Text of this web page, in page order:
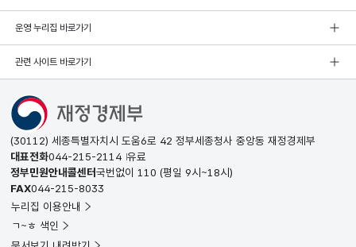
운영 누리집 바로가기
관련 사이트 바로가기
(30112) 세종특별자치시 도움6로 42 정부세종청사 중앙동 재정경제부
대표전화044-215-2114 유료
정부민원안내콜센터국번없이 110 (평일 9시~18시)
FAX044-215-8033
누리집 이용안내
ㄱ~ㅎ 색인